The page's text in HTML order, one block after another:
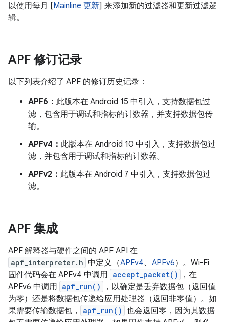
以使用每月 [Mainline 更新] 来添加新的过滤器和更新过滤逻
辑。
APF 修订记录
以下列表介绍了 APF 的修订历史记录：
APF6： 此版本在 Android 15 中引入，支持数据包过
滤，包含用于调试和指标的计数器，并支持数据包传
输。
APFv4： 此版本在 Android 10 中引入，支持数据包过
滤，并包含用于调试和指标的计数器。
APFv2： 此版本在 Android 7 中引入，支持数据包过
滤。
APF 集成
APF 解释器与硬件之间的 APF API 在
apf_interpreter.h 中定义（APFv4、 APFv6）。Wi-Fi
固件代码会在 APFv4 中调用 accept_packet()
，在
APFv6 中调用 apf_run()
，以确定是丢弃数据包（返回值
为零）还是将数据包传递给应用处理器（返回非零值）。如
果需要传输数据包，
apf_run() 也会返回零，因为其数据